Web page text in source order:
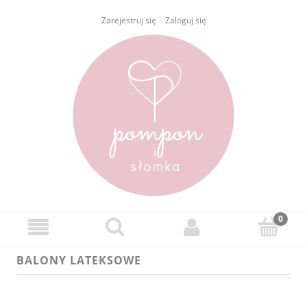
Zarejestruj się Zaloguj się
BALONY LATEKSOWE